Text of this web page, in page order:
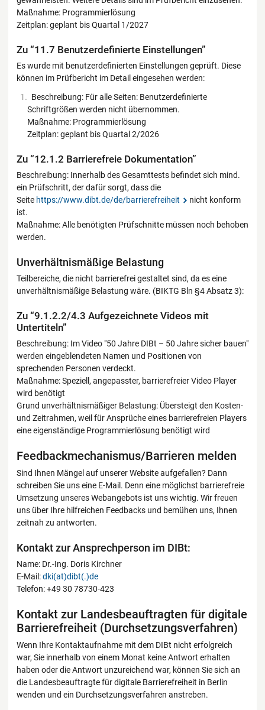
Maßnahme: Programmierlösung
Zeitplan: geplant bis Quartal 1/2027
Zu “11.7 Benutzerdefinierte Einstellungen”
Es wurde mit benutzerdefinierten Einstellungen geprüft. Diese
können im Prüfbericht im Detail eingesehen werden:
Beschreibung: Für alle Seiten: Benutzerdefinierte
Schriftgrößen werden nicht übernommen.
Maßnahme: Programmierlösung
Zeitplan: geplant bis Quartal 2/2026
Zu “12.1.2 Barrierefreie Dokumentation”
Beschreibung: Innerhalb des Gesamttests befindet sich mind.
ein Prüfschritt, der dafür sorgt, dass die
Seite https://www.dibt.de/de/barrierefreiheit
nicht konform
ist.
Maßnahme: Alle benötigten Prüfschnitte müssen noch behoben
werden.
Unverhältnismäßige Belastung
Teilbereiche, die nicht barrierefrei gestaltet sind, da es eine
unverhältnismäßige Belastung wäre. (BIKTG Bln §4 Absatz 3):
Zu “9.1.2.2/4.3 Aufgezeichnete Videos mit
Untertiteln”
Beschreibung: Im Video "50 Jahre DIBt – 50 Jahre sicher bauen"
werden eingeblendeten Namen und Positionen von
sprechenden Personen verdeckt.
Maßnahme: Speziell, angepasster, barrierefreier Video Player
wird benötigt
Grund unverhältnismäßiger Belastung: Übersteigt den Kosten-
und Zeitrahmen, weil für Ansprüche eines barrierefreien Players
eine eigenständige Programmierlösung benötigt wird
Feedbackmechanismus/Barrieren melden
Sind Ihnen Mängel auf unserer Website aufgefallen? Dann
schreiben Sie uns eine E-Mail. Denn eine möglichst barrierefreie
Umsetzung unseres Webangebots ist uns wichtig. Wir freuen
uns über Ihre hilfreichen Feedbacks und bemühen uns, Ihnen
zeitnah zu antworten.
Kontakt zur Ansprechperson im DIBt:
Name: Dr.-Ing. Doris Kirchner
E-Mail:dki(at)dibt(.)de
Telefon: +49 30 78730-423
Kontakt zur Landesbeauftragten für digitale
Barrierefreiheit (Durchsetzungsverfahren)
Wenn Ihre Kontaktaufnahme mit dem DIBt nicht erfolgreich
war, Sie innerhalb von einem Monat keine Antwort erhalten
haben oder die Antwort unzureichend war, können Sie sich an
die Landesbeauftragte für digitale Barrierefreiheit in Berlin
wenden und ein Durchsetzungsverfahren anstreben.